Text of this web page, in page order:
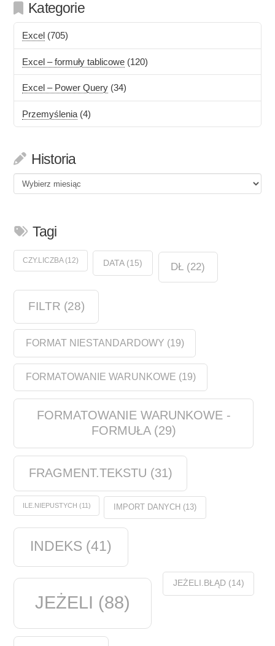
Kategorie
Excel (705)
Excel – formuły tablicowe (120)
Excel – Power Query (34)
Przemyślenia (4)
Historia
Historia
Tagi
CZY.LICZBA(12) DATA(15) DŁ (22)
FILTR (28)
FORMAT NIESTANDARDOWY (19)
FORMATOWANIE WARUNKOWE (19)
FORMATOWANIE WARUNKOWE -
FORMUŁA(29)
FRAGMENT.TEKSTU (31)
ILE.NIEPUSTYCH (11) IMPORT DANYCH (13)
INDEKS (41)
JEŻELI (88)
JEŻELI.BŁĄD(14)